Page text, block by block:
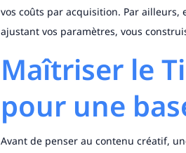
vos coûts par acquisition. Par
ajustant vos paramètres, vous
Maîtriser le
pour une
Avant de penser au contenu créatif,